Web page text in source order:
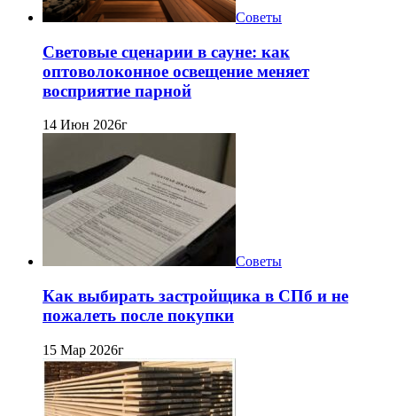
Советы
Световые сценарии в сауне: как
оптоволоконное освещение меняет
восприятие парной
14 Июн 2026г
Советы
Как выбирать застройщика в СПб и не
пожалеть после покупки
15 Мар 2026г